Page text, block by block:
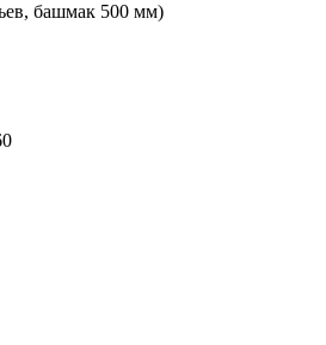
башмак 500 мм)